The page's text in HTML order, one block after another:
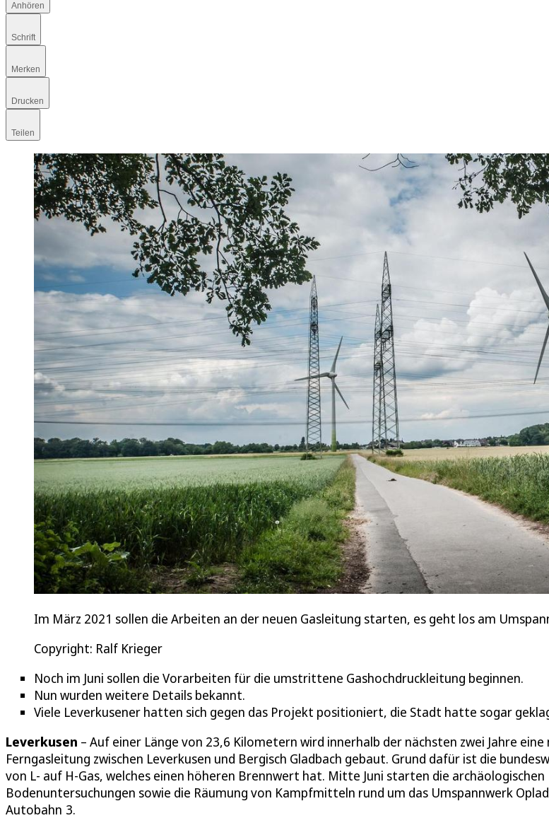
Anhören
Schrift
Merken
Drucken
Teilen
Im März 2021 sollen die Arbeiten an der neuen Gasleitung starten, es geht los am
Copyright: Ralf Krieger
Noch im Juni sollen die Vorarbeiten für die umstrittene Gashochdruckleitung beginnen.
Nun wurden weitere Details bekannt.
Viele Leverkusener hatten sich gegen das Projekt positioniert, die Stadt hatte sogar
Leverkusen – Auf einer Länge von 23,6 Kilometern wird innerhalb der nächsten zwei Jahre eine
Ferngasleitung zwischen Leverkusen und Bergisch Gladbach gebaut. Grund dafür ist die
von L- auf H-Gas, welches einen höheren Brennwert hat. Mitte Juni starten die archäologischen
Bodenuntersuchungen sowie die Räumung von Kampfmitteln rund um das Umspannwerk
Autobahn 3.